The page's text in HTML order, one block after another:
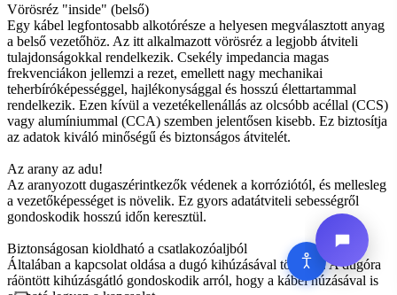
Vörösréz "inside" (belső)
Egy kábel legfontosabb alkotórésze a helyesen megválasztott anyag
a belső vezetőhöz. Az itt alkalmazott vörösréz a legjobb átviteli
tulajdonságokkal rendelkezik. Csekély impedancia magas
frekvenciákon jellemzi a rezet, emellett nagy mechanikai
teherbíróképességgel, hajlékonysággal és hosszú élettartammal
rendelkezik. Ezen kívül a vezetékellenállás az olcsóbb acéllal (CCS)
vagy alumíniummal (CCA) szemben jelentősen kisebb. Ez biztosítja
az adatok kiváló minőségű és biztonságos átvitelét.
Az arany az adu!
Az aranyozott dugaszérintkezők védenek a korróziótól, és mellesleg
a vezetőképességet is növelik. Ez gyors adatátviteli sebességről
gondoskodik hosszú időn keresztül.
Biztonságosan kioldható a csatlakozóaljból
Általában a kapcsolat oldása a dugó kihúzásával történik. A dugóra
ráöntött kihúzásgátló gondoskodik arról, hogy a kábel húzásával is